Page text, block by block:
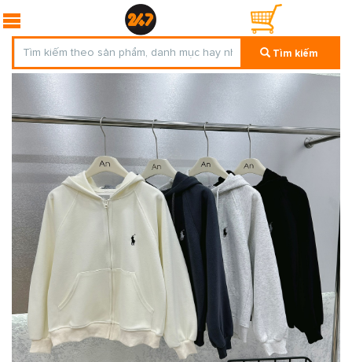
Tìm kiếm